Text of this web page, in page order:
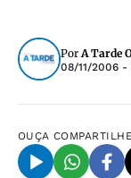
PorA Tarde
08/11/2006 -
OUÇA COMPARTILHE